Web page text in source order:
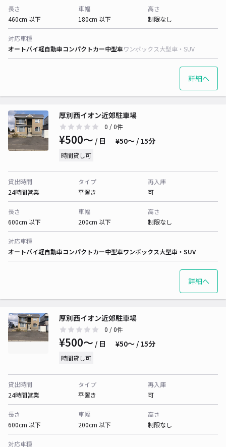
長さ
460cm 以下
車幅
180cm 以下
高さ
制限なし
対応車種
オートバイ軽自動車コンパクトカー中型車ワンボックス大型車・SUV
詳細へ
厚別西イオン近郊駐車場
0 / 0件
¥500〜 / 日 ¥50〜 / 15分
時間貸し可
貸出時間
24時間営業
タイプ
平置き
再入庫
可
長さ
600cm 以下
車幅
200cm 以下
高さ
制限なし
対応車種
オートバイ軽自動車コンパクトカー中型車ワンボックス大型車・SUV
詳細へ
厚別西イオン近郊駐車場
0 / 0件
¥500〜 / 日 ¥50〜 / 15分
時間貸し可
貸出時間
24時間営業
タイプ
平置き
再入庫
可
長さ
600cm 以下
車幅
200cm 以下
高さ
制限なし
対応車種